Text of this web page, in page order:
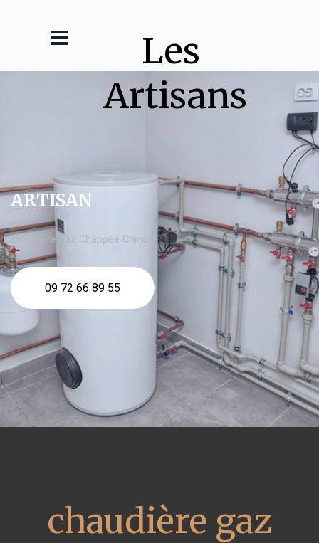
Les
Artisans
ARTISAN
chaudière gaz Chappee Chinon
09 72 66 89 55
chaudière gaz